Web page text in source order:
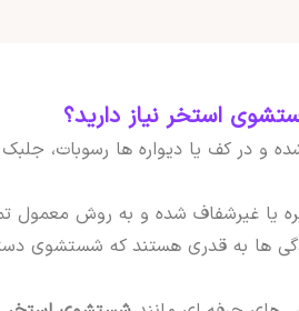
استخر نیاز دارید؟
و در کف یا دیواره ها رسوبات،
یا غیرشفاف شده و به روش معمول
ها به قدری هستند که شستشوی